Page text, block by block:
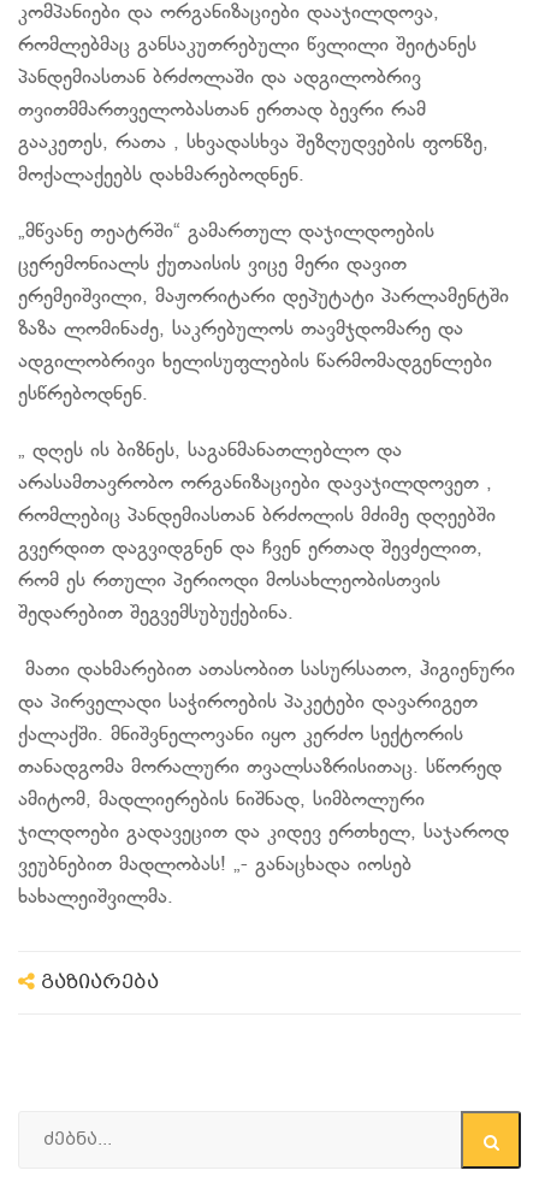
კომპანიები და ორგანიზაციები დააჯილდოვა,
რომლებმაც განსაკუთრებული წვლილი შეიტანეს
პანდემიასთან ბრძოლაში და ადგილობრივ
თვითმმართველობასთან ერთად ბევრი რამ
გააკეთეს, რათა , სხვადასხვა შეზღუდვების ფონზე,
მოქალაქეებს დახმარებოდნენ.
„მწვანე თეატრში“ გამართულ დაჯილდოების
ცერემონიალს ქუთაისის ვიცე მერი დავით
ერემეიშვილი, მაჟორიტარი დეპუტატი პარლამენტში
ზაზა ლომინაძე, საკრებულოს თავმჯდომარე და
ადგილობრივი ხელისუფლების წარმომადგენლები
ესწრებოდნენ.
„ დღეს ის ბიზნეს, საგანმანათლებლო და
არასამთავრობო ორგანიზაციები დავაჯილდოვეთ ,
რომლებიც პანდემიასთან ბრძოლის მძიმე დღეებში
გვერდით დაგვიდგნენ და ჩვენ ერთად შევძელით,
რომ ეს რთული პერიოდი მოსახლეობისთვის
შედარებით შეგვემსუბუქებინა.
მათი დახმარებით ათასობით სასურსათო, ჰიგიენური
და პირველადი საჭიროების პაკეტები დავარიგეთ
ქალაქში. მნიშვნელოვანი იყო კერძო სექტორის
თანადგომა მორალური თვალსაზრისითაც. სწორედ
ამიტომ, მადლიერების ნიშნად, სიმბოლური
ჯილდოები გადავეცით და კიდევ ერთხელ, საჯაროდ
ვეუბნებით მადლობას! „- განაცხადა იოსებ
ხახალეიშვილმა.
გაზიარება